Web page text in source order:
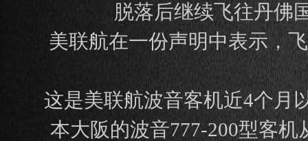
脱落后继续飞往丹佛
美联航在一份声明中表示，
这是美联航波音客机近4个月
本大阪的波音777-200型客